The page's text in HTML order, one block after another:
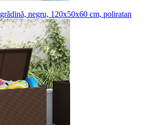
negru, 120x50x60 cm, poliratan